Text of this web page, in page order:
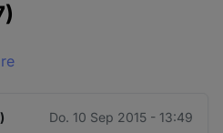
Do. 10 Sep 2015 - 13:49